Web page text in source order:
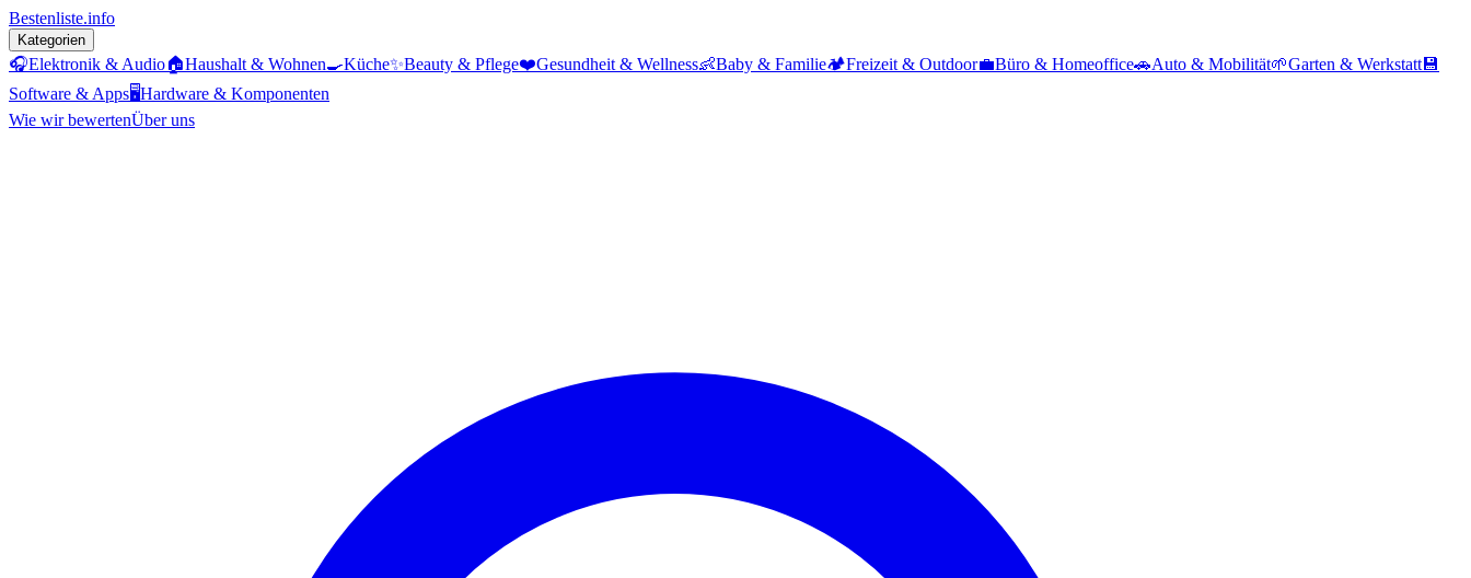
Bestenliste.info
Kategorien
🎧Elektronik & Audio🏠Haushalt & Wohnen🍳Küche✨Beauty & Pflege❤️Gesundheit & Wellness👶Baby & Familie🏕️Freizeit & Outdoor💼Büro & Homeoffice🚗Auto & Mobilität🌱Garten & Werkstatt 💾
Software & Apps🖥️Hardware & Komponenten
Wie wir bewertenÜber uns